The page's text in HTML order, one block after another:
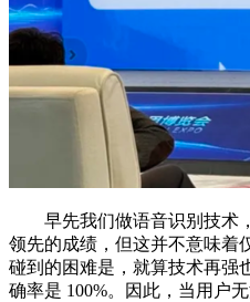
早先我们做语音识别技术
领先的成绩，但这并不意味着
碰到的困难是，就算技术再强
确率是 100%。因此，当用户